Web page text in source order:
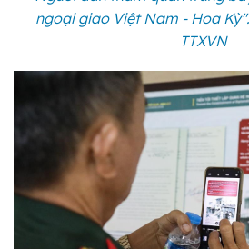
ngoại giao Việt Nam - Hoa
TTXVN